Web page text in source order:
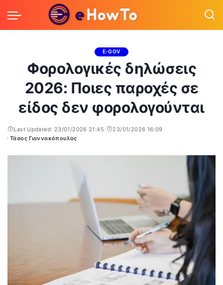
E-GOV
Φορολογικές δηλώσεις
2026: Ποιες παροχές σε
είδος δεν φορολογούνται
Last Updated: 23/01/2026 21:45
23/01/2026 16:09
Posted
Τάσος Γιαννακόπουλος